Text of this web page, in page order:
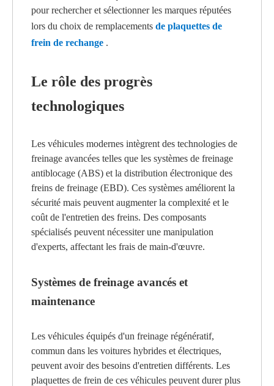
pour rechercher et sélectionner les marques réputées
lors du choix de remplacements de plaquettes de
frein de rechange .
Le rôle des progrès
technologiques
Les véhicules modernes intègrent des technologies de
freinage avancées telles que les systèmes de freinage
antiblocage (ABS) et la distribution électronique des
freins de freinage (EBD). Ces systèmes améliorent la
sécurité mais peuvent augmenter la complexité et le
coût de l'entretien des freins. Des composants
spécialisés peuvent nécessiter une manipulation
d'experts, affectant les frais de main-d'œuvre.
Systèmes de freinage avancés et
maintenance
Les véhicules équipés d'un freinage régénératif,
commun dans les voitures hybrides et électriques,
peuvent avoir des besoins d'entretien différents. Les
plaquettes de frein de ces véhicules peuvent durer plus